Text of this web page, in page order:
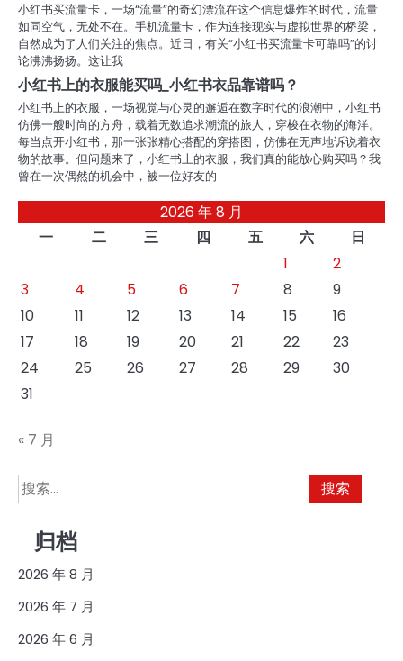
小红书买流量卡，一场“流量”的奇幻漂流在这个信息爆炸的时代，流量
如同空气，无处不在。手机流量卡，作为连接现实与虚拟世界的桥梁，
自然成为了人们关注的焦点。近日，有关“小红书买流量卡可靠吗”的讨
论沸沸扬扬。这让我
小红书上的衣服能买吗_小红书衣品靠谱吗？
小红书上的衣服，一场视觉与心灵的邂逅在数字时代的浪潮中，小红书
仿佛一艘时尚的方舟，载着无数追求潮流的旅人，穿梭在衣物的海洋。
每当点开小红书，那一张张精心搭配的穿搭图，仿佛在无声地诉说着衣
物的故事。但问题来了，小红书上的衣服，我们真的能放心购买吗？我
曾在一次偶然的机会中，被一位好友的
2026 年 8 月
一
二 三 四 五 六
日
1
2
3
4 5 6 7 8
9
10
11 12 13 14 15
16
17
18 19 20 21 22
23
24
25 26 27 28 29
30
31
« 7 月
搜
索：
归档
2026 年 8 月
2026 年 7 月
2026 年 6 月